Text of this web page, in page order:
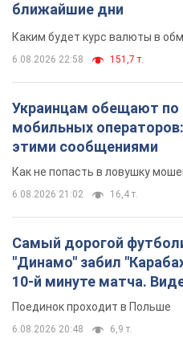
ближайшие дни
Каким будет курс валюты в
6.08.2026 22:58 151,7 т.
Украинцам обещают по
мобильных
этими сообщениями
Как не попасть в ловушку
6.08.2026 21:02 16,4 т.
Самый дорогой
"Динамо" забил
10-й минуте матча.
Поединок проходит в Польше
6.08.2026 20:48 6,9 т.